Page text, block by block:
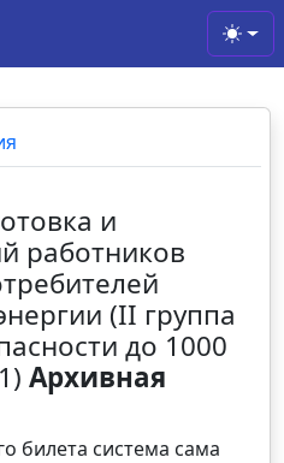
и
работников
(II группа
до 1000
Архивная
билета система сама